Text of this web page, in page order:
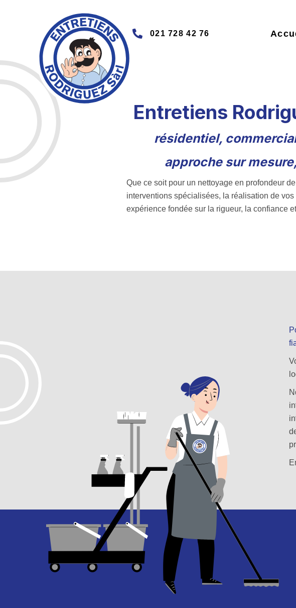
021 728 42 76
Entretiens
résidentiel,
approche sur
Que ce soit pour un nettoyage en profondeur
interventions spécialisées, la réalisation de
expérience fondée sur la rigueur, la confiance